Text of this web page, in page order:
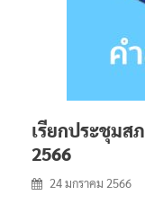
เรียกประชุมส
2566
24 มกราคม 2566